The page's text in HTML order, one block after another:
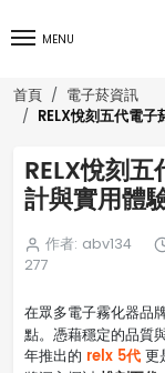
MENU
首頁 電子菸資訊
RELX悅刻五代電
RELX悅刻
計與實用體
作者: abv134
277
在眾多電子霧化器品
點。憑藉穩定的品質
年推出的 relx 5代 更